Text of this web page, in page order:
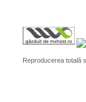
Reproducerea totală